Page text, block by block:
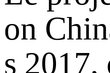
on
s 2017,